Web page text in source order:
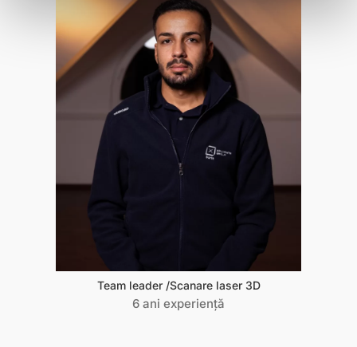
Team leader /Scanare laser 3D
6 ani experiență